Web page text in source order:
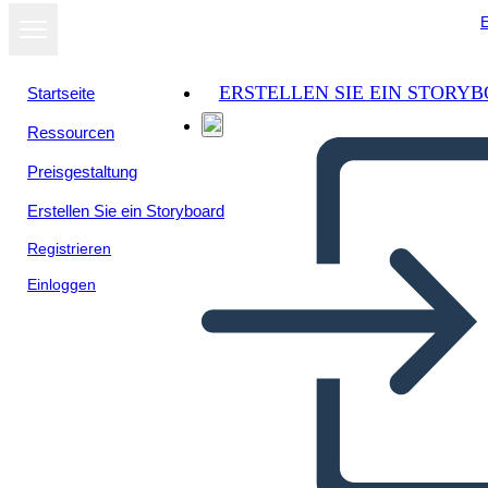
Startseite
Ressourcen
Preisgestaltung
Erstellen Sie ein Storyboard
Registrieren
Einloggen
ERSTELLEN SIE EIN